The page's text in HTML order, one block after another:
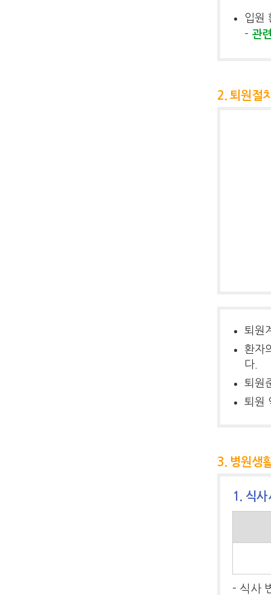
입원
- 관
2. 퇴원절
퇴원
환자
다.
퇴원
퇴원
3. 병원생
1. 식사
- 식사